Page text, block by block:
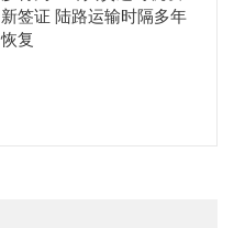
新签证 陆路运输时隔多年
恢复